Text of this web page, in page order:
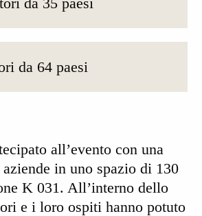
da 64 paesi
all’evento con una
in uno spazio di 130
K 031. All’interno dello
e i loro ospiti hanno potuto